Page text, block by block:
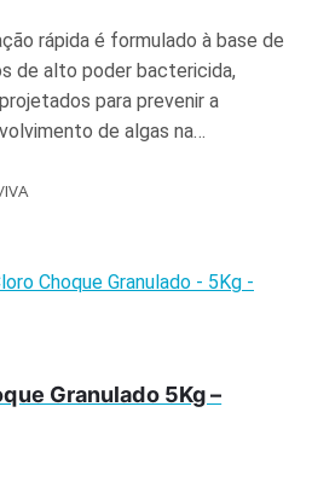
rápida é formulado à base de
de alto poder bactericida,
para prevenir a
de algas na…
Granulado 5Kg –